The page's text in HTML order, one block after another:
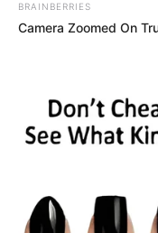
BRAINBERRIES
Camera Zoomed On